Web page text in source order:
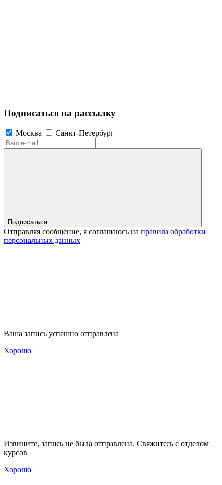
Подписаться на рассылку
Москва Санкт-Петербург
Подписаться
Отправляя сообщение, я соглашаюсь на правила обработки
персональных данных
Ваша запись успешно отправлена
Хорошо
Извините, запись не была отправлена. Свяжитесь с отделом
курсов
Хорошо